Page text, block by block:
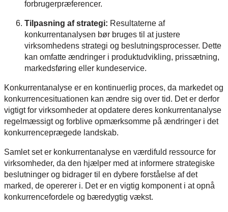
forbrugerpræferencer.
Tilpasning af strategi: Resultaterne af
konkurrentanalysen bør bruges til at justere
virksomhedens strategi og beslutningsprocesser. Dette
kan omfatte ændringer i produktudvikling, prissætning,
markedsføring eller kundeservice.
Konkurrentanalyse er en kontinuerlig proces, da markedet og
konkurrencesituationen kan ændre sig over tid. Det er derfor
vigtigt for virksomheder at opdatere deres konkurrentanalyse
regelmæssigt og forblive opmærksomme på ændringer i det
konkurrenceprægede landskab.
Samlet set er konkurrentanalyse en værdifuld ressource for
virksomheder, da den hjælper med at informere strategiske
beslutninger og bidrager til en dybere forståelse af det
marked, de opererer i. Det er en vigtig komponent i at opnå
konkurrencefordele og bæredygtig vækst.